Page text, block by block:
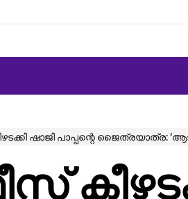
ഷാജി പാപ്പന്റെ ജൈത്രയാത്ര: